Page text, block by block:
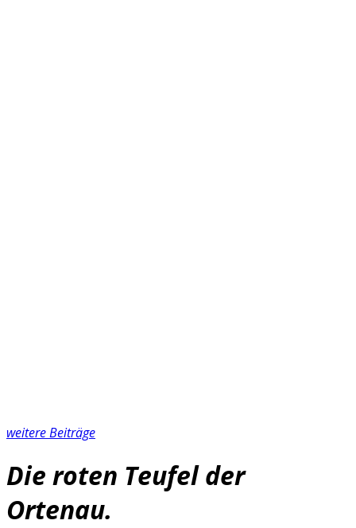
weitere Beiträge
Die roten Teufel der
Ortenau.